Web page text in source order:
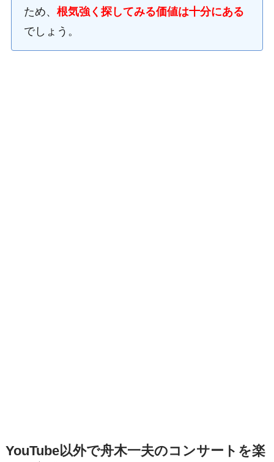
ため、 根気強く探してみる価値は十分にある
でしょう。
YouTube以外で舟木一夫のコンサートを楽